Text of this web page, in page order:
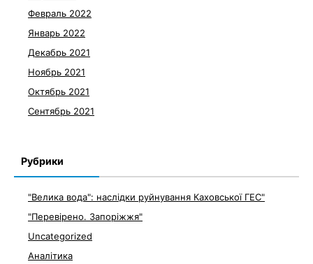
Февраль 2022
Январь 2022
Декабрь 2021
Ноябрь 2021
Октябрь 2021
Сентябрь 2021
Рубрики
"Велика вода": наслідки руйнування Каховської ГЕС"
"Перевірено. Запоріжжя"
Uncategorized
Аналітика